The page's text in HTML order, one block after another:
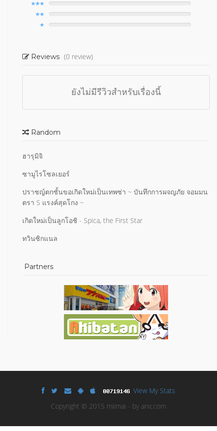
Reviews (0 review)
ยังไม่มีรีวิวสำหรับเรื่องนี้
Random
ฮารุมิจิ
ซามูไรโซลเยอร์
ปราชญ์ตกชั้นขอเกิดใหม่เป็นเทพซ่า ~ บันทึกการผจญภัย จอมมน
ตรา S แรงค์สุดโกง ~
เกิดใหม่เป็นลูกโอชิ - Spica, the First Star
ทวินซิกแนล
Partners
View My Stats
Copyright © 2015 miimai - by aniccom